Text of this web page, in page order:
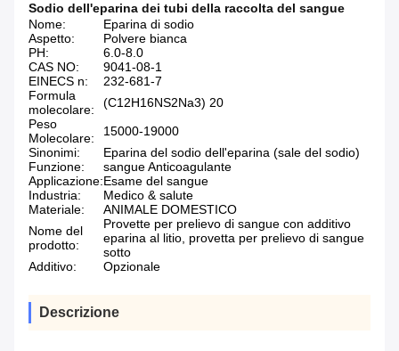
Sodio dell'eparina dei tubi della raccolta del sangue
Nome:
Eparina di sodio
Aspetto:
Polvere bianca
PH:
6.0-8.0
CAS NO:
9041-08-1
EINECS n:
232-681-7
Formula
molecolare:
(C12H16NS2Na3) 20
Peso
Molecolare:
15000-19000
Sinonimi:
Eparina del sodio dell'eparina (sale del sodio)
Funzione:
sangue Anticoagulante
Applicazione:Esame del sangue
Industria:
Medico & salute
Materiale:
ANIMALE DOMESTICO
Nome del
prodotto:
Provette per prelievo di sangue con additivo
eparina al litio, provetta per prelievo di sangue
sotto
Additivo:
Opzionale
Descrizione